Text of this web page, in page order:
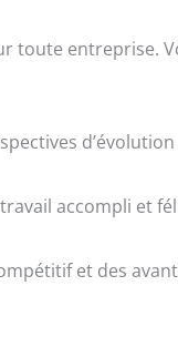
toute entreprise.
accompli et
et des